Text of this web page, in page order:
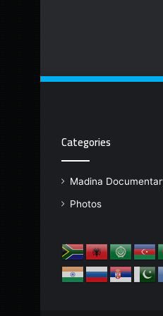
Categories
Madina
Photos